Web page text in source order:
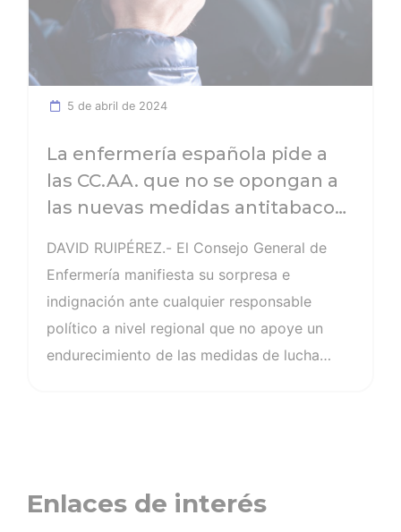
esas medidas seguimos apostando por la
prohibición de fumar en los coches, y más si
en ellos viajan niños y niñas”, subraya Pérez
Raya. Desde el CGE también se solicita…
5 de abril de 2024
La enfermería española pide a
las CC.AA. que no se opongan a
las nuevas medidas antitabaco
del Ministerio de Sanidad
DAVID RUIPÉREZ.- El Consejo General de
Enfermería manifiesta su sorpresa e
indignación ante cualquier responsable
político a nivel regional que no apoye un
endurecimiento de las medidas de lucha
Ejecutivo central encarnado en el Ministerio
de Sanidad y los consejeros y consejeras de
Enlaces de interés